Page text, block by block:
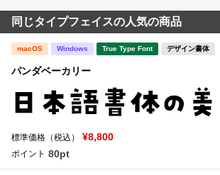
同じタイプフェイスの人気の商品
macOS Windows True Type Font デザイン書体
パンダベーカリー
標準価格（税込） ¥8,800
ポイント 80pt